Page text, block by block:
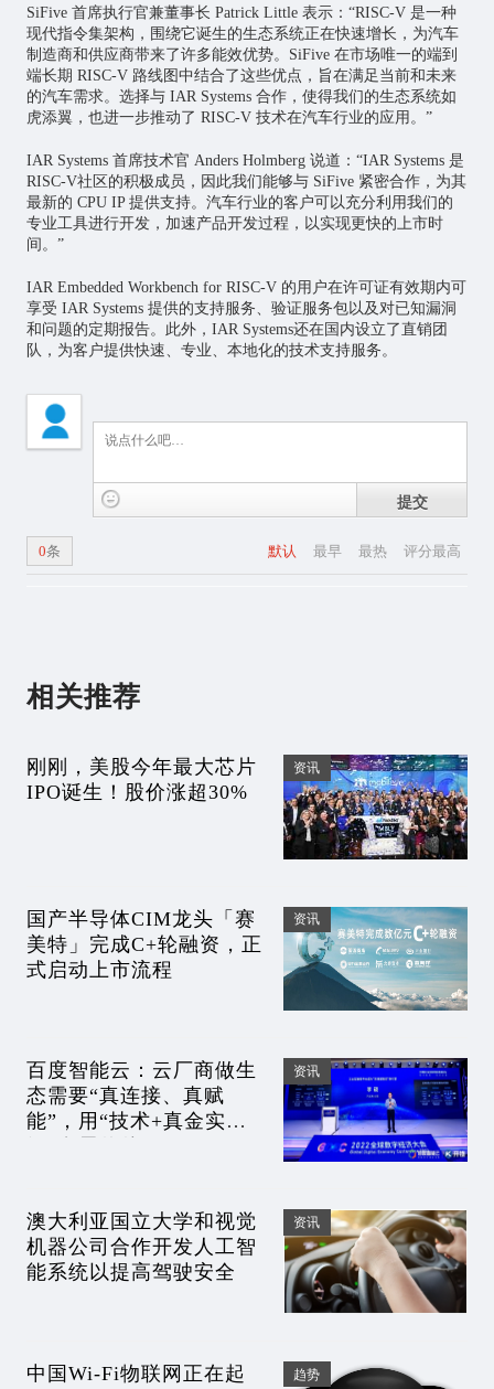
SiFive 首席执行官兼董事长 Patrick Little 表示：“RISC-V 是一种
现代指令集架构，围绕它诞生的生态系统正在快速增长，为汽车
制造商和供应商带来了许多能效优势。SiFive 在市场唯一的端到
端长期 RISC-V 路线图中结合了这些优点，旨在满足当前和未来
的汽车需求。选择与 IAR Systems 合作，使得我们的生态系统如
虎添翼，也进一步推动了 RISC-V 技术在汽车行业的应用。”
IAR Systems 首席技术官 Anders Holmberg 说道：“IAR Systems 是
RISC-V社区的积极成员，因此我们能够与 SiFive 紧密合作，为其
最新的 CPU IP 提供支持。汽车行业的客户可以充分利用我们的
专业工具进行开发，加速产品开发过程，以实现更快的上市时
间。”
IAR Embedded Workbench for RISC-V 的用户在许可证有效期内可
享受 IAR Systems 提供的支持服务、验证服务包以及对已知漏洞
和问题的定期报告。此外，IAR Systems还在国内设立了直销团
队，为客户提供快速、专业、本地化的技术支持服务。
提交
默认 最早 最热 评分最高
0条
相关推荐
刚刚，美股今年最大芯片
IPO诞生！股价涨超30%
资讯
国产半导体CIM龙头「赛
美特」完成C+轮融资，正
式启动上市流程
资讯
百度智能云：云厂商做生
态需要“真连接、真赋
能”，用“技术+真金实
资讯
澳大利亚国立大学和视觉
机器公司合作开发人工智
能系统以提高驾驶安全
资讯
中国Wi-Fi物联网正在起
趋势